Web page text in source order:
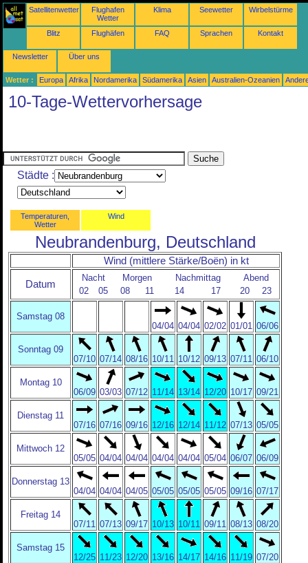
Satellitenwetter
Flughafen
Wetter
Klima Seewetter Wirbelstürme
Blitz Flughäfen FAQ Sprachen Kontakt
Newsletter Über uns
Wetter : Europa Afrika Nordamerika Südamerika Asien Australien-Ozeanien
10-Tage-Wettervorhersage
Städte :
Temperaturen,
Wetter
Wind
Neubrandenburg, Deutschland
Wind (mittlere Stärke/Boën) in kt
Datum
Nacht Morgen Nachmittag
Abend
02
05 08 11 14 17 20 23
Samstag 08
04/04 04/04 02/02 01/01 06/06
Sonntag 09
07/10 07/14 08/16 10/11 10/12 09/13 07/11 06/10
Montag 10
06/09 03/03 07/12 11/14 13/14 12/20 10/17 09/21
Dienstag 11
07/16 07/16 09/16 12/16 12/14 11/12 07/13 05/05
Mittwoch 12
05/05 04/04 04/04 04/04 04/04 05/04 06/07 06/09
Donnerstag 13
04/04 04/04 04/05 05/05 05/05 05/05 09/16 07/17
Freitag 14
07/11 07/13 09/17 10/13 10/11 09/11 08/13 08/20
Samstag 15
12/25 11/23 12/20 13/16 14/17 14/16 11/19 07/20